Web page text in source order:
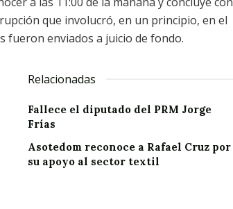
que involucró, en un principio, en el
fueron enviados a juicio de fondo.
Relacionadas
Fallece el diputado del PRM Jorge
Frías
Asotedom reconoce a Rafael Cruz por
su apoyo al sector textil